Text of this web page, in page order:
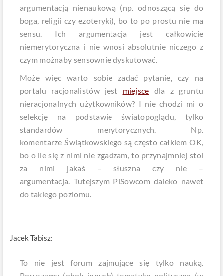
argumentacją nienaukową (np. odnoszącą się do
boga, religii czy ezoteryki), bo to po prostu nie ma
sensu. Ich argumentacja jest całkowicie
niemerytoryczna i nie wnosi absolutnie niczego z
czym możnaby sensownie dyskutować.
Może więc warto sobie zadać pytanie, czy na
portalu racjonalistów jest miejsce dla z gruntu
nieracjonalnych użytkowników? I nie chodzi mi o
selekcję na podstawie światopoglądu, tylko
standardów merytorycznych. Np.
komentarze Świątkowskiego są często całkiem OK,
bo o ile się z nimi nie zgadzam, to przynajmniej stoi
za nimi jakaś – słuszna czy nie –
argumentacja. Tutejszym PiSowcom daleko nawet
do takiego poziomu.
Jacek Tabisz:
To nie jest forum zajmujące się tylko nauką.